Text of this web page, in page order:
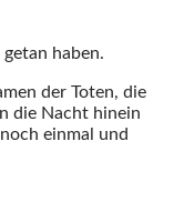
haben.
der Toten, die
die Nacht hinein
einmal und